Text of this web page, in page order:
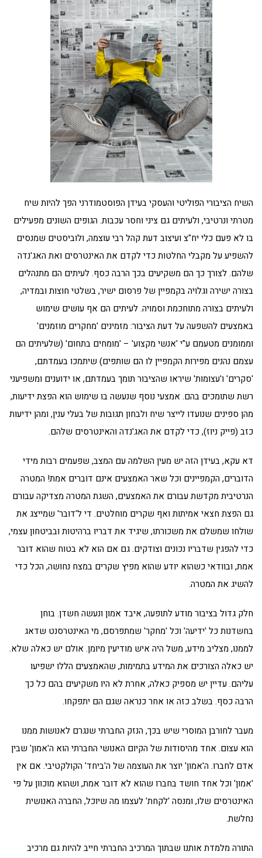
השיח הציבורי הפוליטי והעסקי בעידן הפוסטמודרני הפך להיות שיח
מטרתי ונרטיבי, ולעיתים גם ציני וחסר עכבות. הגופים השונים מפעילים
בו לא פעם כלי יח"צ ועיצוב דעת קהל רבי עוצמה, ולוביסטים שמנסים
להשפיע על מקבלי החלטות כדי לקדם את האינטרסים ואת האג'נדה
שלהם. לצורך כך הם משקיעים בכך הרבה כסף. לעיתים הם מתנהלים
בצורה ישירה וגלויה בקמפיין של פרסום ישיר, בשלטי חוצות ובמדיה,
ולעיתים בצורה מתוחכמת וסמויה. לעיתים הם אף עושים שימוש
באמצעים להשפעה על דעת הציבור: מזמינים 'מחקרים מוזמנים'
וממומנים מטעמם ע"י 'אנשי מקצוע' – 'מומחים בתחום' (שלעיתים הם
עצמם נהנים מפירות הקמפיין לו הם שותפים) שיתמכו בעמדתם,
'סקרים' ו'עצומות' שיראו שהציבור תומך בעמדתם, או ידוענים ומשפיעני
רשת שתומכים בהם. אמצעי נוסף שנעשה בו שימוש הוא הפצת ידיעות,
מהן ספינים שנועדו לייצר שיח ולבחון תגובות של בעלי ענין, ומהן ידיעות
כזב (פייק ניוז), כדי לקדם את האג'נדה והאינטרסים שלהם.
דא עקא, בעידן הזה יש מעין השלמה עם המצב, שפעמים רבות מידי
הדוברים, הקמפיינים וכל שאר האמצעים אינם דוברים אמת! המטרה
הנרטיבית מקדשת עבורם את האמצעים, השגת המטרה מצדיקה עבורם
גם הפצת חצאי אמיתות ואף שקרים מוחלטים. די ל'דובר' שמייצג את
שולחו שמשלם את משכורתו, שיגיד את דבריו ברהיטות ובביטחון עצמי,
כדי להפגין שדבריו נכונים וצודקים. גם אם הוא לא בטוח שהוא דובר
אמת, ובוודאי כשהוא יודע שהוא מפיץ שקרים במצח נחושה, הכל כדי
להשיג את המטרה.
חלק גדול בציבור מודע לתופעה, איבד אמון ונעשה חשדן. בוחן
בחשדנות כל 'ידיעה' וכל 'מחקר' שמתפרסם, מי האינטרסנט שדאג
לממנו, מצליב מידע, משל היה איש מודיעין מיומן. אולם יש כאלה שלא.
יש כאלה הצורכים את המידע בתמימות, שהאמצעים הללו ישפיעו
עליהם. עדיין יש מספיק כאלה, אחרת לא היו משקיעים בהם כל כך
הרבה כסף. בשלב כזה או אחר כנראה שגם הם יתפקחו.
מעבר לחורבן המוסרי שיש בכך, הנזק החברתי שנגרם לאנושות ממנו
הוא עצום. אחד מהיסודות של הקיום האנושי החברתי הוא ה'אמון' שבין
אדם לחברו. ה'אמון' יוצר את העוצמה של ה'ביחד' הקולקטיבי. אם אין
'אמון' וכל אחד חושד בחברו שהוא לא דובר אמת, ושהוא מוכוון על פי
האינטרסים שלו, ומנסה 'לקחת' לעצמו מה שיוכל, החברה האנושית
נחלשת.
התורה מלמדת אותנו שבתוך המרכיב החברתי חייב להיות גם מרכיב